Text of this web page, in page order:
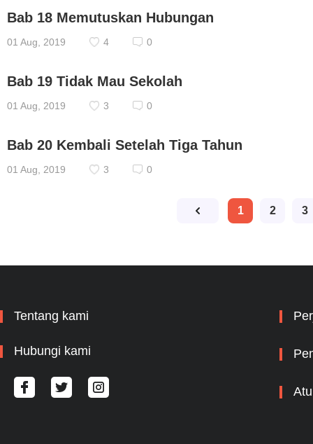
Bab 18 Memutuskan Hubungan
01 Aug, 2019 4 0
Bab 19 Tidak Mau Sekolah
01 Aug, 2019 3 0
Bab 20 Kembali Setelah Tiga Tahun
01 Aug, 2019 3 0
1 2 3
Tentang kami
Hubungi kami